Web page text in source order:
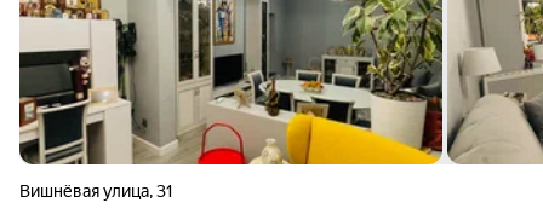
Вишнёвая улица,31